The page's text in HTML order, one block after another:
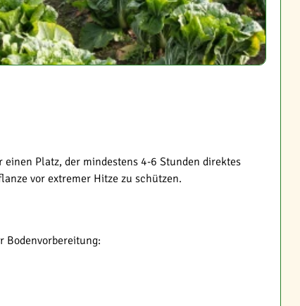
Platz, der mindestens 4-6 Stunden direktes
vor extremer Hitze zu schützen.
Bodenvorbereitung: